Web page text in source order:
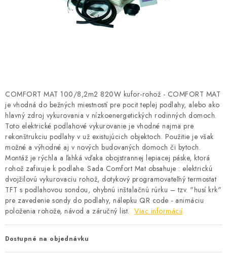
BATÉRIE A NABÍJAČKY
SVIETIDLÁ A SVETELNÉ ZDROJE
ÚLOŽNÝ MATERIÁL
ZÁSUVKY A VYPÍNAČE
DOMÁCNOSŤ
ELEKTROMEROVÉ ROZVÁDZAČE
COMFORT MAT 100/8,2m2 820W kufor-rohož - COMFORT MAT
je vhodná do bežných miestností pre pocit teplej podlahy, alebo ako
hlavný zdroj vykurovania v nízkoenergetických rodinných domoch.
Toto elektrické podlahové vykurovanie je vhodné najmä pre
rekonštrukciu podlahy v už existujúcich objektoch. Použitie je však
možné a výhodné aj v nových budovaných domoch či bytoch.
Montáž je rýchla a ľahká vďaka obojstrannej lepiacej páske, ktorá
rohož zafixuje k podlahe. Sada Comfort Mat obsahuje : elektrickú
dvojžilovú vykurovaciu rohož, dotykový programovateľný termostat
TFT s podlahovou sondou, ohybnú inštalačnú rúrku – tzv. "husí krk"
pre zavedenie sondy do podlahy, nálepku QR code - animáciu
položenia rohože, návod a záručný list. Viac informácií
Dostupné na objednávku